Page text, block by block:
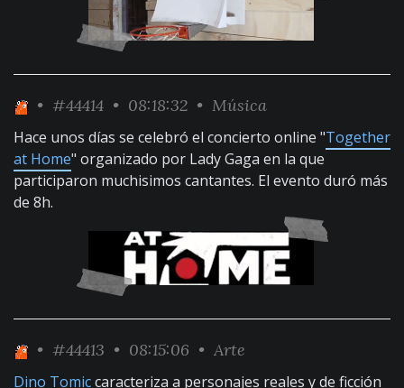
• #44414 • 08:18:32 • Música
Hace unos días se celebró el concierto online "Together
at Home" organizado por Lady Gaga en la que
participaron muchisimos cantantes. El evento duró más
de 8h.
• #44413 • 08:15:06 • Arte
Dino Tomiccaracteriza a personajes reales y de ficción